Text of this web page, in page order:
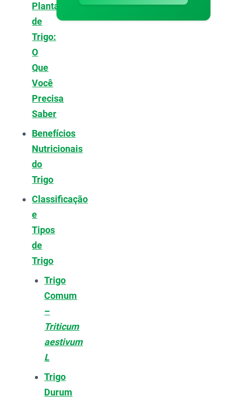
Planta
de
Trigo:
O
Que
Você
Precisa
Saber
Benefícios
Nutricionais
do
Trigo
Classificação
e
Tipos
de
Trigo
Trigo
Comum
–
Triticum
aestivum
L
Trigo
Durum